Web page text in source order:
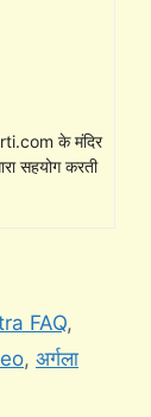
के मंदिर
सहयोग करती
FAQ,
, अर्गला